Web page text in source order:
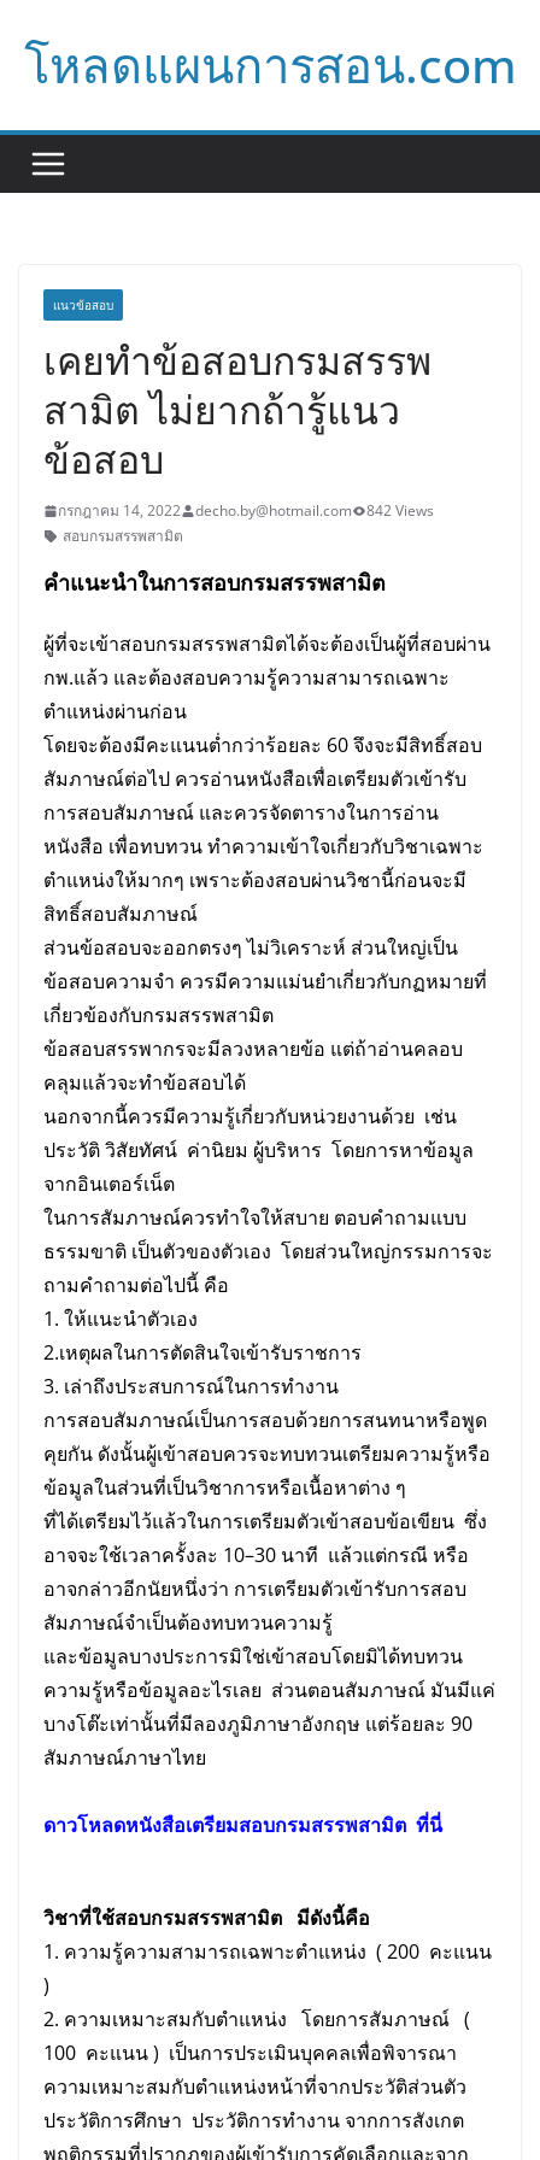
content
โหลดแผนการสอน.com
แนวข้อสอบ
เคยทำข้อสอบกรมสรรพ
สามิต ไม่ยากถ้ารู้แนว
ข้อสอบ
กรกฎาคม 14, 2022 decho.by@hotmail.com
842 Views
สอบกรมสรรพสามิต
คำแนะนำในการสอบกรมสรรพสามิต
ผู้ที่จะเข้าสอบกรมสรรพสามิตได้จะต้องเป็นผู้ที่สอบผ่าน
กพ.แล้ว และต้องสอบความรู้ความสามารถเฉพาะ
ตำแหน่งผ่านก่อน
โดยจะต้องมีคะแนนต่ำกว่าร้อยละ 60 จึงจะมีสิทธิ์สอบ
สัมภาษณ์ต่อไป ควรอ่านหนังสือเพื่อเตรียมตัวเข้ารับ
การสอบสัมภาษณ์ และควรจัดตารางในการอ่าน
หนังสือ เพื่อทบทวน ทำความเข้าใจเกี่ยวกับวิชาเฉพาะ
ตำแหน่งให้มากๆ เพราะต้องสอบผ่านวิชานี้ก่อนจะมี
สิทธิ์สอบสัมภาษณ์
ส่วนข้อสอบจะออกตรงๆ ไม่วิเคราะห์ ส่วนใหญ่เป็น
ข้อสอบความจำ ควรมีความแม่นยำเกี่ยวกับกฏหมายที่
เกี่ยวข้องกับกรมสรรพสามิต
ข้อสอบสรรพากรจะมีลวงหลายข้อ แต่ถ้าอ่านคลอบ
คลุมแล้วจะทำข้อสอบได้
นอกจากนี้ควรมีความรู้เกี่ยวกับหน่วยงานด้วย เช่น
ประวัติ วิสัยทัศน์ ค่านิยม ผู้บริหาร โดยการหาข้อมูล
จากอินเตอร์เน็ต
ในการสัมภาษณ์ควรทำใจให้สบาย ตอบคำถามแบบ
ธรรมขาติ เป็นตัวของตัวเอง โดยส่วนใหญ่กรรมการจะ
ถามคำถามต่อไปนี้ คือ
1. ให้แนะนำตัวเอง
2.เหตุผลในการตัดสินใจเข้ารับราชการ
3. เล่าถึงประสบการณ์ในการทำงาน
การสอบสัมภาษณ์เป็นการสอบด้วยการสนทนาหรือพูด
คุยกัน ดังนั้นผู้เข้าสอบควรจะทบทวนเตรียมความรู้หรือ
ข้อมูลในส่วนที่เป็นวิชาการหรือเนื้อหาต่าง ๆ
ที่ได้เตรียมไว้แล้วในการเตรียมตัวเข้าสอบข้อเขียน ซึ่ง
อาจจะใช้เวลาครั้งละ 10–30 นาที แล้วแต่กรณี หรือ
อาจกล่าวอีกนัยหนึ่งว่า การเตรียมตัวเข้ารับการสอบ
สัมภาษณ์จำเป็นต้องทบทวนความรู้
และข้อมูลบางประการมิใช่เข้าสอบโดยมิได้ทบทวน
ความรู้หรือข้อมูลอะไรเลย ส่วนตอนสัมภาษณ์ มันมีแค่
บางโต๊ะเท่านั้นที่มีลองภูมิภาษาอังกฤษ แต่ร้อยละ 90
สัมภาษณ์ภาษาไทย
ดาวโหลดหนังสือเตรียมสอบกรมสรรพสามิต ที่นี่
วิชาที่ใช้สอบกรมสรรพสามิต มีดังนี้คือ
1. ความรู้ความสามารถเฉพาะตำแหน่ง ( 200 คะแนน
)
2. ความเหมาะสมกับตำแหน่ง โดยการสัมภาษณ์ (
100 คะแนน ) เป็นการประเมินบุคคลเพื่อพิจารณา
ความเหมาะสมกับตำแหน่งหน้าที่จากประวัติส่วนตัว
ประวัติการศึกษา ประวัติการทำงาน จากการสังเกต
พฤติกรรมที่ปรากฏของผู้เข้ารับการคัดเลือกและจาก